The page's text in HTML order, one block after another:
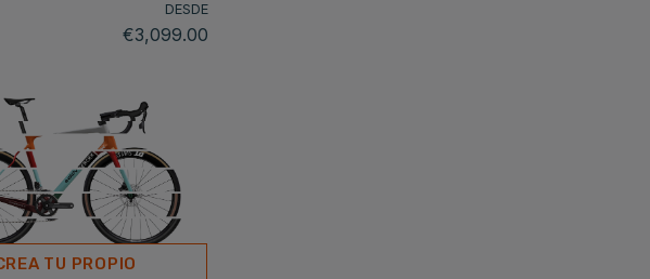
DESDE
€3,099.00
TU PROPIO